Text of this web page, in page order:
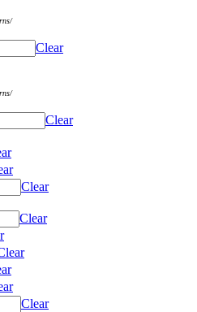
Clear
Clear
Clear
Clear
Clear